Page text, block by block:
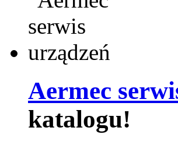
Aermec
katalogu!